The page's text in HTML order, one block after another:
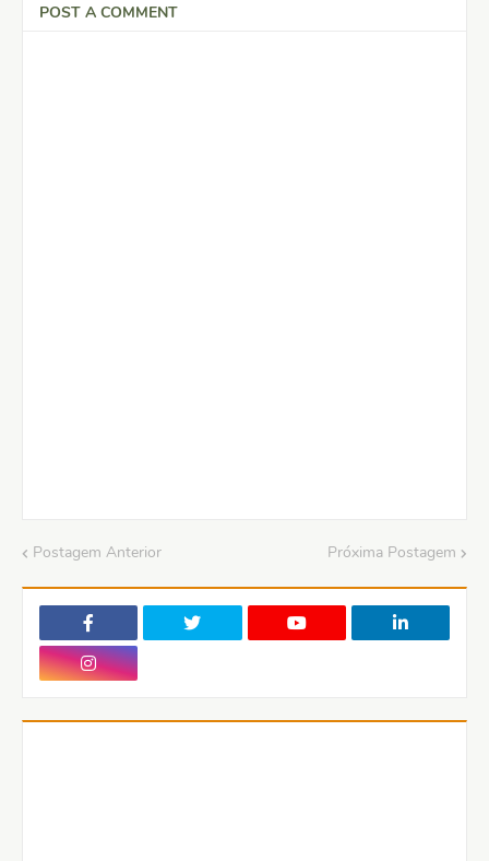
POST A COMMENT
Postagem Anterior Próxima Postagem